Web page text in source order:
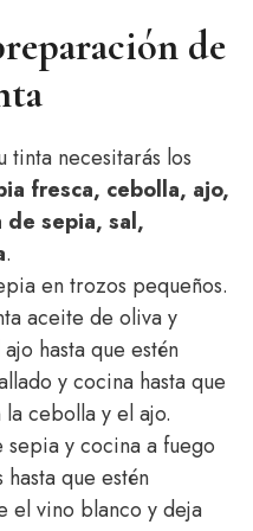
de
tinta necesitarás los
fresca, cebolla, ajo,
sepia, sal,
.
en trozos pequeños.
aceite de oliva y
hasta que estén
y cocina hasta que
cebolla y el ajo.
y cocina a fuego
que estén
el vino blanco y deja